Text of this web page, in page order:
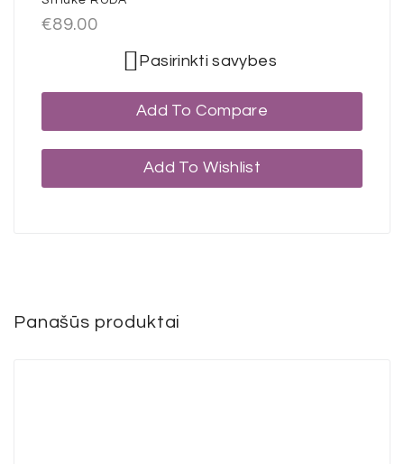
€89.00
Pasirinkti savybes
Add To Compare
Add To Wishlist
Panašūs produktai